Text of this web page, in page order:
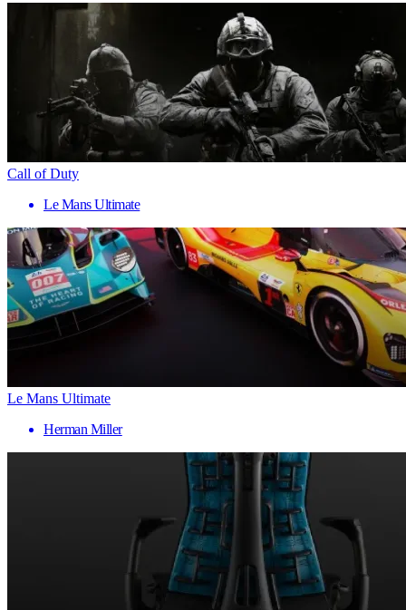
Call of Duty
Le Mans Ultimate
Le Mans Ultimate
Herman Miller